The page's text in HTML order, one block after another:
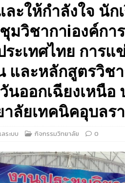
ละให้กำลังใจ นั
มวิชากาiองค์ก
ะเทศไทย การ
และหลักสูตรวิช
ออกเฉียงเหนือ
ลัยเทคนิคอุบลร
ระบบ กิจกรรมวิทยาลัย 0